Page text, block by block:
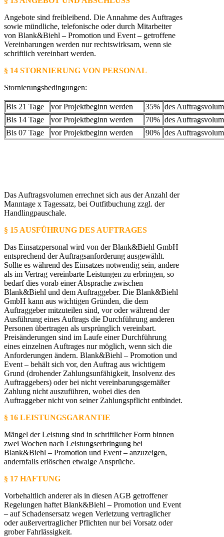
Angebote sind freibleibend. Die Annahme des Auftrages
sowie mündliche, telefonische oder durch Mitarbeiter
von Blank&Biehl – Promotion und Event – getroffene
Vereinbarungen werden nur rechtswirksam, wenn sie
schriftlich vereinbart werden.
§ 14 STORNIERUNG VON PERSONAL
Stornierungsbedingungen:
Bis 21 Tage vor Projektbeginn werden 35% des
Bis 14 Tage
vor Projektbeginn werden 70% des
Bis 07 Tage
vor Projektbeginn werden 90% des
Das Auftragsvolumen errechnet sich aus der Anzahl der
Manntage x Tagessatz, bei Outfitbuchung zzgl. der
Handlingpauschale.
§ 15 AUSFÜHRUNG DES AUFTRAGES
Das Einsatzpersonal wird von der Blank&Biehl GmbH
entsprechend der Auftragsanforderung ausgewählt.
Sollte es während des Einsatzes notwendig sein, andere
als im Vertrag vereinbarte Leistungen zu erbringen, so
bedarf dies vorab einer Absprache zwischen
Blank&Biehl und dem Auftraggeber. Die Blank&Biehl
GmbH kann aus wichtigen Gründen, die dem
Auftraggeber mitzuteilen sind, vor oder während der
Ausführung eines Auftrags die Durchführung anderen
Personen übertragen als ursprünglich vereinbart.
Preisänderungen sind im Laufe einer Durchführung
eines einzelnen Auftrages nur möglich, wenn sich die
Anforderungen ändern. Blank&Biehl – Promotion und
Event – behält sich vor, den Auftrag aus wichtigem
Grund (drohender Zahlungsunfähigkeit, Insolvenz des
Auftraggebers) oder bei nicht vereinbarungsgemäßer
Zahlung nicht auszuführen, wobei dies den
Auftraggeber nicht von seiner Zahlungspflicht entbindet.
§ 16 LEISTUNGSGARANTIE
Mängel der Leistung sind in schriftlicher Form binnen
zwei Wochen nach Leistungserbringung bei
Blank&Biehl – Promotion und Event – anzuzeigen,
andernfalls erlöschen etwaige Ansprüche.
§ 17 HAFTUNG
Vorbehaltlich anderer als in diesen AGB getroffener
Regelungen haftet Blank&Biehl – Promotion und Event
– auf Schadensersatz wegen Verletzung vertraglicher
oder außervertraglicher Pflichten nur bei Vorsatz oder
grober Fahrlässigkeit.